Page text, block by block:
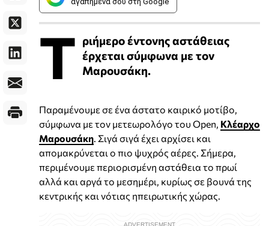
Τ ριήμερο έντονης αστάθειας
έρχεται σύμφωνα με τον
Μαρουσάκη.
Παραμένουμε σε ένα άστατο καιρικό μοτίβο,
σύμφωνα με τον μετεωρολόγο του Open, Κλέαρχο
Μαρουσάκη . Σιγά σιγά έχει αρχίσει και
απομακρύνεται ο πιο ψυχρός αέρες. Σήμερα,
περιμένουμε περιορισμένη αστάθεια το πρωί
αλλά και αργά το μεσημέρι, κυρίως σε βουνά της
κεντρικής και νότιας ηπειρωτικής χώρας.